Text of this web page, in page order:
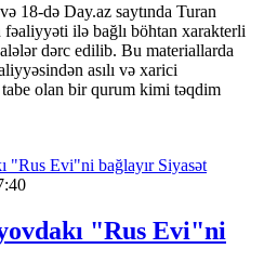
18-də Day.az saytında Turan
ilə bağlı böhtan xarakterli
dərc edilib. Bu materiallarda
asılı və xarici
tabe olan bir qurum kimi təqdim
Siyasət
"Rus Evi"ni